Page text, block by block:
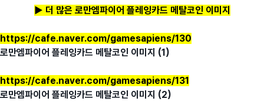
▶ 더 많은 로만엠파이어 플레잉카드 메탈코인 이미지
https://cafe.naver.com/gamesapiens/130
로만엠파이어 플레잉카드 메탈코인 이미지 (1)
https://cafe.naver.com/gamesapiens/131
로만엠파이어 플레잉카드 메탈코인 이미지 (2)